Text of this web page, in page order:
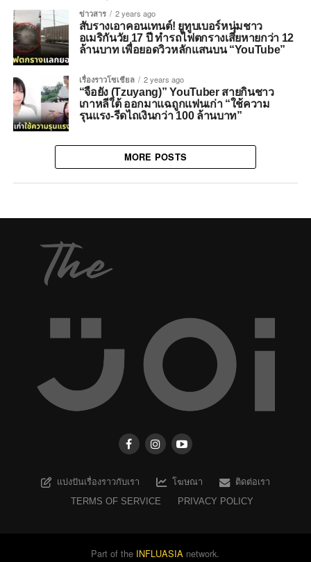
ข่าวสาร 2 years ago
สับรางเอาคอนเทนต์! ยูทูบเบอร์หนุ่มชาว
อเมริกันวัย 17 ปี ทำรถไฟตกรางเสียหายกว่า 12
ล้านบาท เพื่อยอดวิวหลักแสนบน “YouTube”
เรื่องราวโซเชียล 2 years ago
“จือยัง (Tzuyang)” YouTuber สายกินชาว
เกาหลีใต้ ออกมาแฉถูกแฟนเก่า “ใช้ความ
รุนแรง-รีดไถเงินกว่า 100 ล้านบาท”
MORE POSTS
แบ่งปันเรื่องราวกับเรา โฆษณา
ติดต่อเรา
TERMS OF SERVICE
PRIVACY POLICY
Part of the INFLUASIA network.